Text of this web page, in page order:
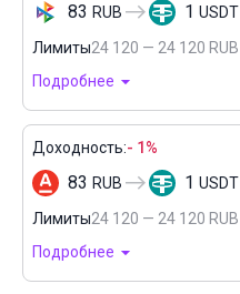
83 RUB 1 USDT
Лимиты24 120 — 24 120 RUB
Подробнее
Доходность:- 1%
83 RUB 1 USDT
Лимиты24 120 — 24 120 RUB
Подробнее